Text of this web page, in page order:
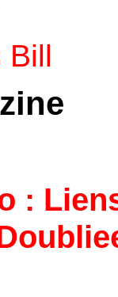
Bill
: